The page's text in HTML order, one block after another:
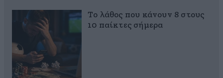
Το λάθος που κάνουν 8 στους
10 παίκτες σήμερα